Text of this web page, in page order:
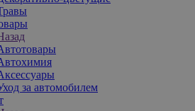
за автомобилем